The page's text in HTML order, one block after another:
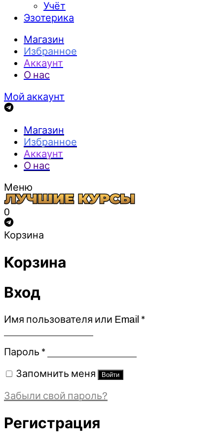
Учёт
Эзотерика
Магазин
Избранное
Аккаунт
О нас
Мой аккаунт
Магазин
Избранное
Аккаунт
О нас
Меню
0
Корзина
Корзина
Вход
Имя пользователя или Email *Обязательно
Пароль *Обязательно
Запомнить меня Войти
Забыли свой пароль?
Регистрация